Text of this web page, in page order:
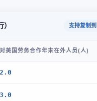
支持复制
美国劳务合作年末在外人员(人)